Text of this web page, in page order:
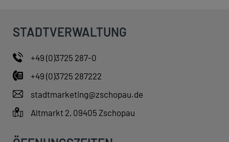
STADTVERWALTUNG
+49 (0)3725 287-0
+49 (0)3725 287222
stadtmarketing@zschopau.de
Altmarkt 2, 09405 Zschopau